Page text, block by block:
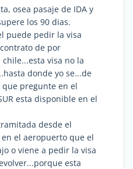
osea pasaje de IDA y
los 90 dias.
puede pedir la visa
contrato de por
chile...esta visa no la
donde yo se...de
que pregunte en el
esta disponible en el
desde el
en el aeropuerto que el
o viene a pedir la visa
esta